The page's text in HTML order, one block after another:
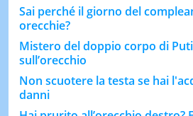
Sai perché il giorno del
orecchie?
Mistero del doppio corpo di
sull’orecchio
Non scuotere la testa se hai
danni